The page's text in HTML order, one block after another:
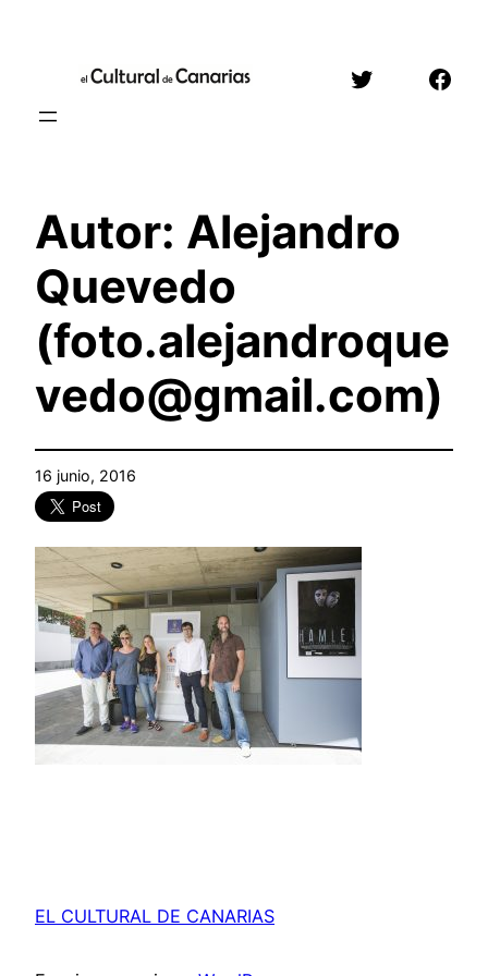
contenido
Twitter
Autor: Alejandro
Quevedo
(foto.alejandroque
vedo@gmail.com)
16 junio, 2016
EL CULTURAL DE CANARIAS